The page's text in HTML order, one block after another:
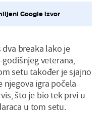
Google izvor
breaka lako je
veterana,
setu također je sjajno
igra počela
što je bio tek prvi u
u tom setu.